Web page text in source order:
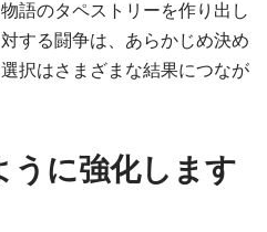
語のタペストリーを作り出し
する闘争は、あらかじめ決め
択はさまざまな結果につなが
うに強化します